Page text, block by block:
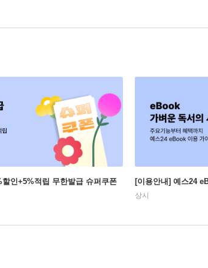
인+5%적립 무한발급 슈퍼쿠폰 [이용안내] 예스24
상시